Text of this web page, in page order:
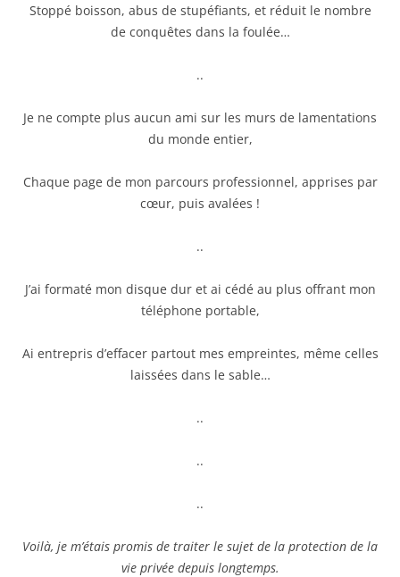
Stoppé boisson, abus de stupéfiants, et réduit le nombre
de conquêtes dans la foulée…
..
Je ne compte plus aucun ami sur les murs de lamentations
du monde entier,
Chaque page de mon parcours professionnel, apprises par
cœur, puis avalées !
..
J’ai formaté mon disque dur et ai cédé au plus offrant mon
téléphone portable,
Ai entrepris d’effacer partout mes empreintes, même celles
laissées dans le sable…
..
..
..
Voilà, je m’étais promis de traiter le sujet de la protection de la
vie privée depuis longtemps.